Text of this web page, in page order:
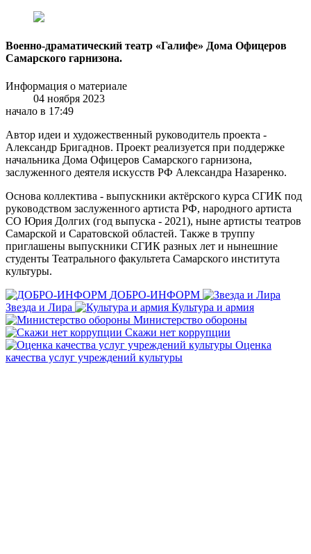
Военно-драматический театр «Галифе» Дома Офицеров
Самарского гарнизона.
Информация о материале
04 ноября 2023
начало в 17:49
Автор идеи и художественный руководитель проекта -
Александр Бригаднов. Проект реализуется при поддержке
начальника Дома Офицеров Самарского гарнизона,
заслуженного деятеля искусств РФ Александра Назаренко.
Основа коллектива - выпускники актёрского курса СГИК под
руководством заслуженного артиста РФ, народного артиста
СО Юрия Долгих (год выпуска - 2021), ныне артисты театров
Самарской и Саратовской областей. Также в труппу
приглашены выпускники СГИК разных лет и нынешние
студенты Театрального факультета Самарского института
культуры.
ДОБРО-ИНФОРМ
Звезда и Лира
Культура и армия
Министерство обороны
Скажи нет коррупции
Оценка
качества услуг учреждений культуры